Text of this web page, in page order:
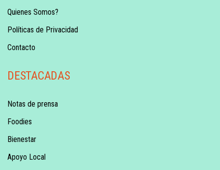
Quienes Somos?
Políticas de Privacidad
Contacto
DESTACADAS
Notas de prensa
Foodies
Bienestar
Apoyo Local